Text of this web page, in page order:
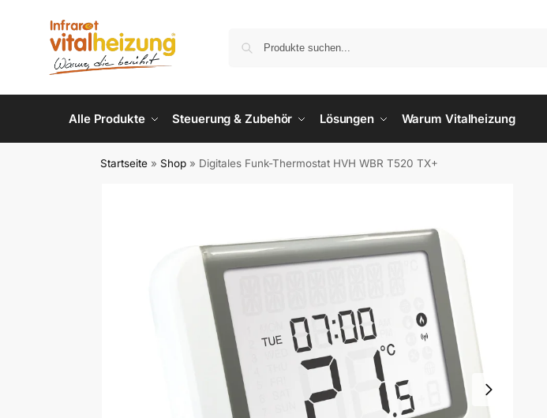
Alle Produkte Steuerung & Zubehör Lösungen Warum Vitalheizung
Startseite »Shop » Digitales Funk-Thermostat HVH WBR T520 TX+